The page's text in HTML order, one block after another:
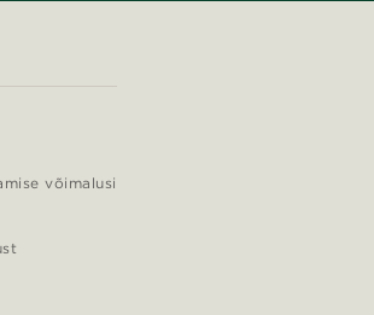
võimalusi